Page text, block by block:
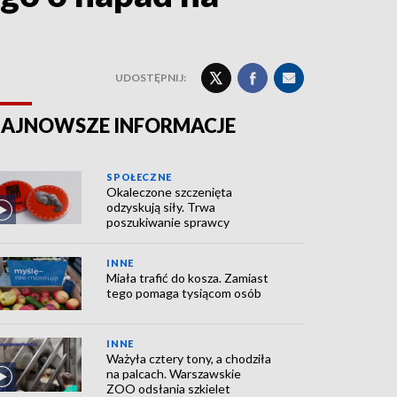
UDOSTĘPNIJ:
INFORMACJE
SPOŁECZNE
Okaleczone szczenięta
odzyskują siły. Trwa
poszukiwanie sprawcy
INNE
Miała trafić do kosza. Zamiast
tego pomaga tysiącom osób
INNE
Ważyła cztery tony, a chodziła
na palcach. Warszawskie
ZOO odsłania szkielet